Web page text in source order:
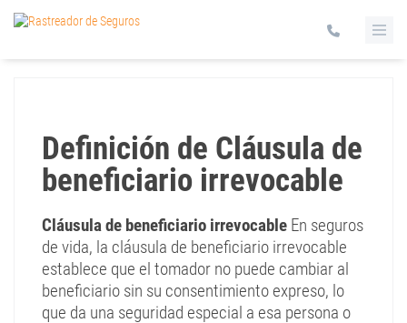
Definición de Cláusula de
beneficiario irrevocable
Cláusula de beneficiario irrevocable En seguros
de vida, la cláusula de beneficiario irrevocable
establece que el tomador no puede cambiar al
beneficiario sin su consentimiento expreso, lo
que da una seguridad especial a esa persona o